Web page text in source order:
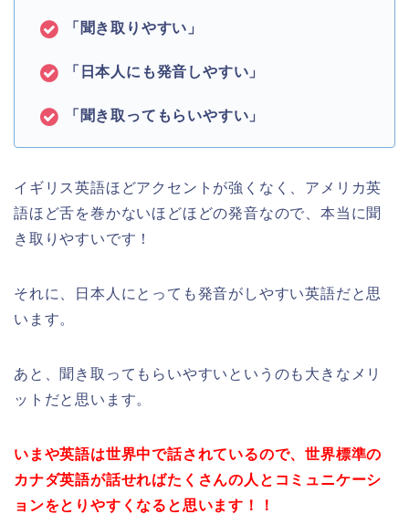
「聞き取りやすい」
「日本人にも発音しやすい」
「聞き取ってもらいやすい」
イギリス英語ほどアクセントが強くなく、アメリカ英
語ほど舌を巻かないほどほどの発音なので、本当に聞
き取りやすいです！
それに、日本人にとっても発音がしやすい英語だと思
います。
あと、聞き取ってもらいやすいというのも大きなメリ
ットだと思います。
いまや英語は世界中で話されているので、世界標準の
カナダ英語が話せればたくさんの人とコミュニケーシ
ョンをとりやすくなると思います！！